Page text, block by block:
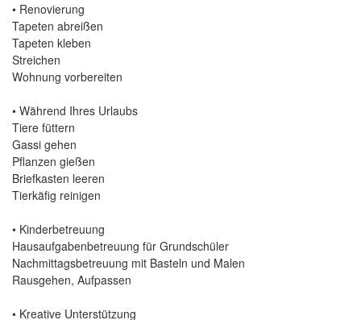
• Renovierung
Tapeten abreißen
Tapeten kleben
Streichen
Wohnung vorbereiten
• Während Ihres Urlaubs
Tiere füttern
Gassi gehen
Pflanzen gießen
Briefkasten leeren
Tierkäfig reinigen
• Kinderbetreuung
Hausaufgabenbetreuung für Grundschüler
Nachmittagsbetreuung mit Basteln und Malen
Rausgehen, Aufpassen
• Kreative Unterstützung